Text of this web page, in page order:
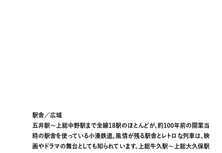
駅舎／広域
五井駅～上総中野駅まで全線18駅のほとんどが、約100年前の開業当
時の駅舎を使っている小湊鉄道。風情が残る駅舎とレトロな列車は、映
画やドラマの舞台としても知られています。上総牛久駅～上総大久保駅